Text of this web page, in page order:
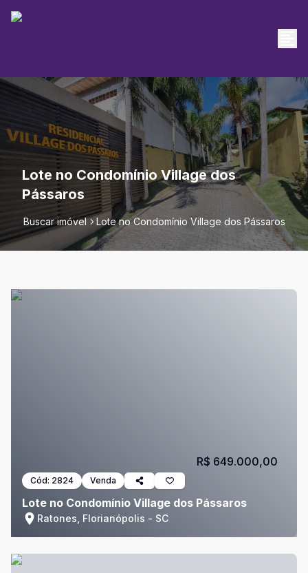
Lote no Condomínio Village dos
Pássaros
Buscar imóvel Lote no Condomínio Village dos Pássaros
Cód: 2824 Venda
Lote no Condomínio Village dos Pássaros
Ratones, Florianópolis - SC
R$ 649.000,00